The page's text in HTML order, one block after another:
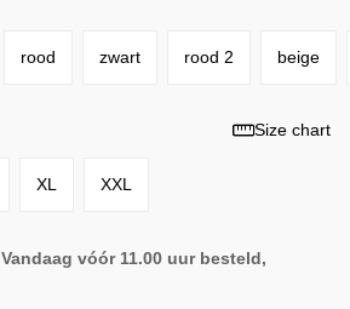
rood zwart rood 2 beige
Size chart
XL XXL
Vandaag vóór 11.00 uur besteld,